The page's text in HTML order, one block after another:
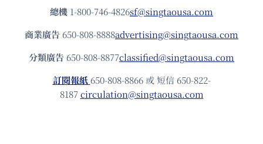
總機 1-800-746-4826sf@singtaousa.com
商業廣告 650-808-8888advertising@singtaousa.com
分類廣告 650-808-8877classified@singtaousa.com
訂閱報紙 650-808-8866 或 短信 650-822-
8187circulation@singtaousa.com